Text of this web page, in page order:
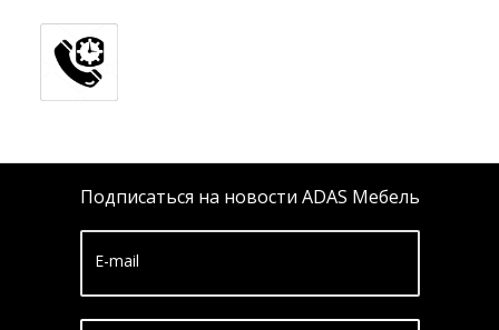
Подписаться на новости ADAS Мебель
E-mail